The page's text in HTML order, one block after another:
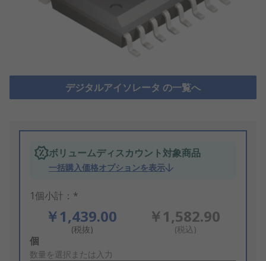
デジタルアイソレータ の一覧へ
ボリュームディスカウント対象商品
一括購入価格オプションを表示
1個小計：*
￥1,439.00
(税抜)
￥1,582.90
(税込)
Add
to
個
数量を選択または入力